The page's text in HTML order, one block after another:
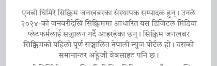
एनबी घिमिरे सिक्किम जनखबरका संस्थापक सम्पादक हुन्। उनले
२०२४-को जनवरीदेखि सिक्किममा आधारित यस डिजिटल मिडिया
प्लेटफर्मलाई सञ्चालन गर्दै आइरहेका छन्। सिक्किम जनखबर
सिक्किमको पहिलो पूर्ण सञ्चालित नेपाली न्युज पोर्टल हो। यसको
समानान्तर अङ्ग्रेजी वेबसाइट पनि छ।